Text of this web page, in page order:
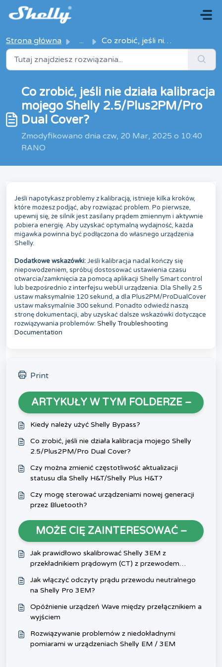
Przejdź do głównej treści
Strona główna ... Co zrobić, jeśli nie działa kalibracja mojego Shelly 2.5/...
Co zrobić, jeśli nie działa kalibracja
mojego Shelly 2.5/Plus2PM/Pro
Dual Cover?
Zmodyfikowano dnia czw, 20 Mar, 2025 o 10:40
RANO
Jeśli napotykasz problemy z kalibracją, istnieje kilka kroków,
które możesz podjąć, aby rozwiązać problem. Po pierwsze,
upewnij się, że silnik jest zasilany prądem zmiennym i aktywnie
pobiera energię. Aby uzyskać optymalną wydajność, każda
migawka powinna być podłączona do własnego urządzenia
Shelly.
Dodatkowe wskazówki:Jeśli kalibracja nadal kończy się
niepowodzeniem, spróbuj dostosować ustawienia czasu
otwarcia/zamknięcia za pomocą aplikacji Shelly Smart control
lub bezpośrednio z interfejsu webUI urządzenia. Dla Shelly 2.5
ustaw maksymalnie 120 sekund, a dla Plus2PM/ProDualCover
ustaw maksymalnie 300 sekund. Ponadto odwiedź naszą
stronę dokumentacji, aby uzyskać dalsze wskazówki dotyczące
rozwiązywania problemów: Shelly Troubleshooting
Documentation
Print
ARTYKUŁY W TYM FOLDERZE –
Kiedy należy użyć Shelly Bypass?
Co zrobić, jeśli nie działa kalibracja mojego Shelly
2.5/Plus2PM/Pro Dual Cover?
Czy można zmienić częstotliwość aktualizacji
statusu dla Shelly H&T/Shelly Plus H&T?
Czy mogę sterować urządzeniami nowej generacji
przez Bluetooth?
MOŻE CIĘ ZAINTERESOWAĆ –
Jak prawidłowo skalibrować Shelly 3EM z
przekładnikiem prądowym (CT) z przewodem
Jak włączyć odczyty prądu przewodu neutralnego
na Shelly Pro 3EM?
Opóźnienie urządzeń Wave między przełącznikiem a
wyjściem
Rozwiązywanie problemów z niedokładnymi
pomiarami w urządzeniach Shelly EM / 3EM